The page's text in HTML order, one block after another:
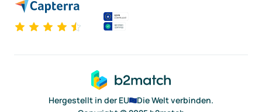
Hergestellt in der EU
Die Welt verbinden.